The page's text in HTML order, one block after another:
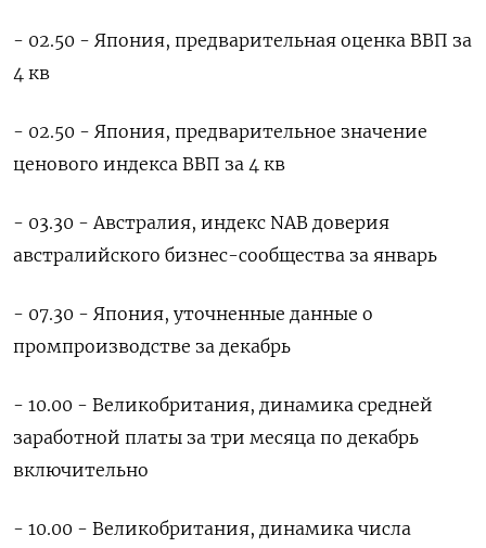
- 02.50 - Япония, предварительная оценка ВВП за
4 кв
- 02.50 - Япония, предварительное значение
ценового индекса ВВП за 4 кв
- 03.30 - Австралия, индекс NAB доверия
австралийского бизнес-сообщества за январь
- 07.30 - Япония, уточненные данные о
промпроизводстве за декабрь
- 10.00 - Великобритания, динамика средней
заработной платы за три месяца по декабрь
включительно
- 10.00 - Великобритания, динамика числа